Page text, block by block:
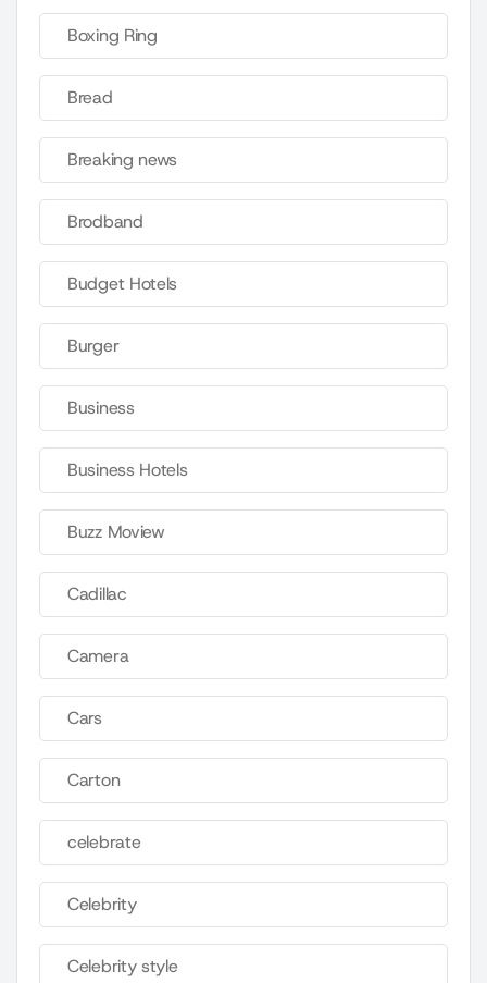
Boxing Ring
Bread
Breaking news
Brodband
Budget Hotels
Burger
Business
Business Hotels
Buzz Moview
Cadillac
Camera
Cars
Carton
celebrate
Celebrity
Celebrity style